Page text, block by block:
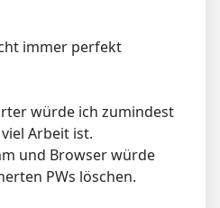
immer perfekt
würde ich zumindest
Arbeit ist.
und Browser würde
PWs löschen.